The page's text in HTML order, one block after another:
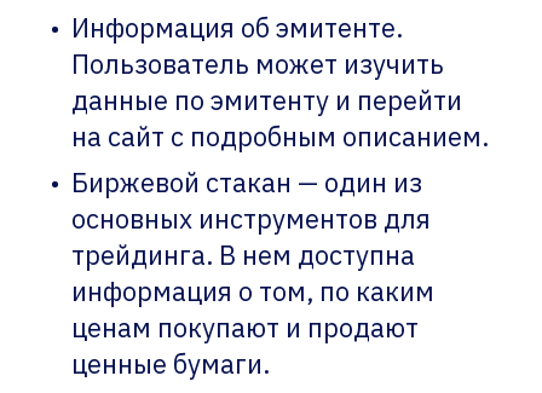
Информация об эмитенте.
Пользователь может изучить
данные по эмитенту и перейти
на сайт с подробным описанием.
Биржевой стакан — один из
основных инструментов для
трейдинга. В нем доступна
информация о том, по каким
ценам покупают и продают
ценные бумаги.